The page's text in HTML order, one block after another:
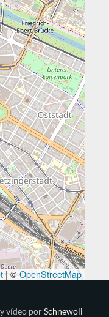
|©OpenStreetMap
vídeo porSchnewoli